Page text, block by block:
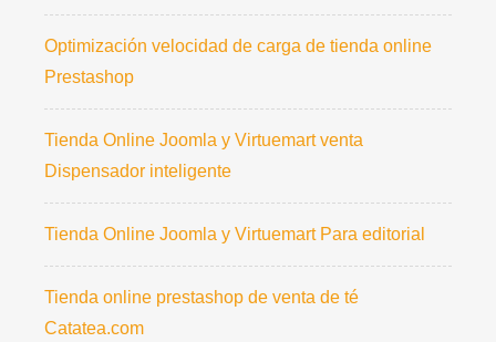
Optimización velocidad de carga de tienda online
Prestashop
Tienda Online Joomla y Virtuemart venta
Dispensador inteligente
Tienda Online Joomla y Virtuemart Para editorial
Tienda online prestashop de venta de té
Catatea.com